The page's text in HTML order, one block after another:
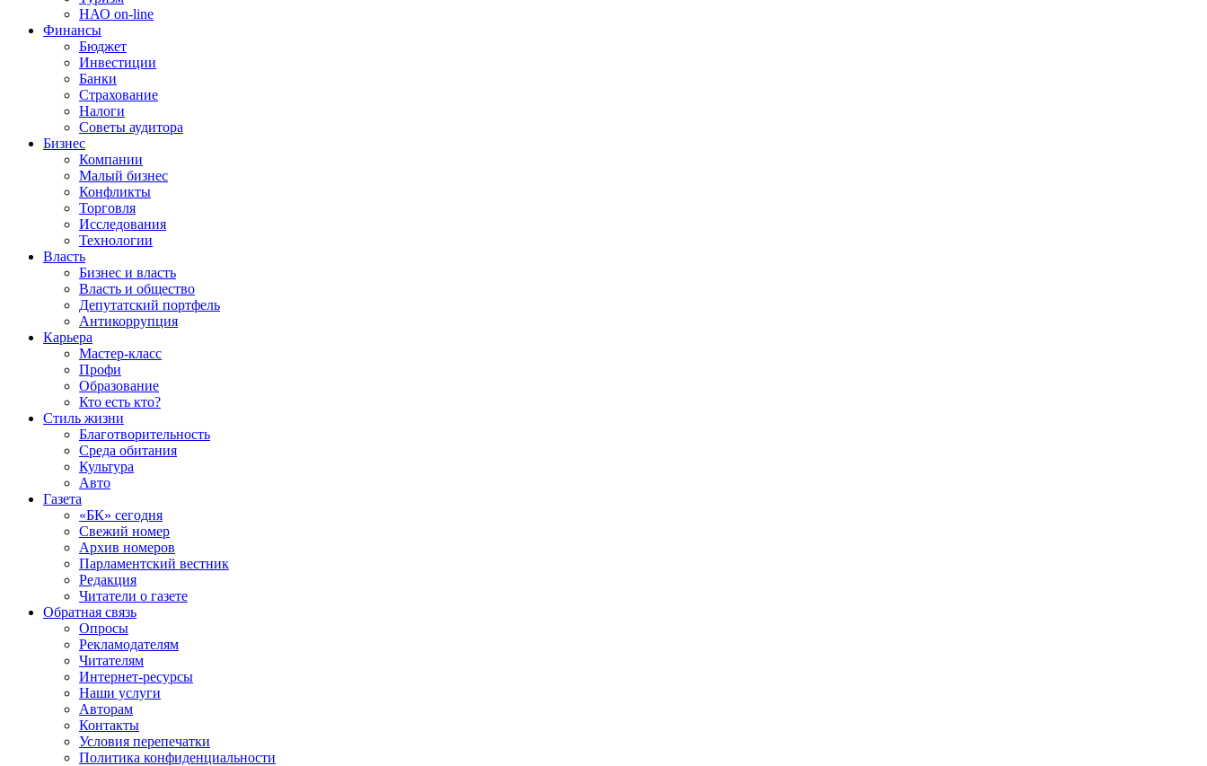
НАО on-line
Финансы
Бюджет
Инвестиции
Банки
Страхование
Налоги
Советы аудитора
Бизнес
Компании
Малый бизнес
Конфликты
Торговля
Исследования
Технологии
Власть
Бизнес и власть
Власть и общество
Депутатский портфель
Антикоррупция
Карьера
Мастер-класс
Профи
Образование
Кто есть кто?
Стиль жизни
Благотворительность
Среда обитания
Культура
Авто
Газета
«БК» сегодня
Свежий номер
Архив номеров
Парламентский вестник
Редакция
Читатели о газете
Обратная связь
Опросы
Рекламодателям
Читателям
Интернет-ресурсы
Наши услуги
Авторам
Контакты
Условия перепечатки
Политика конфиденциальности